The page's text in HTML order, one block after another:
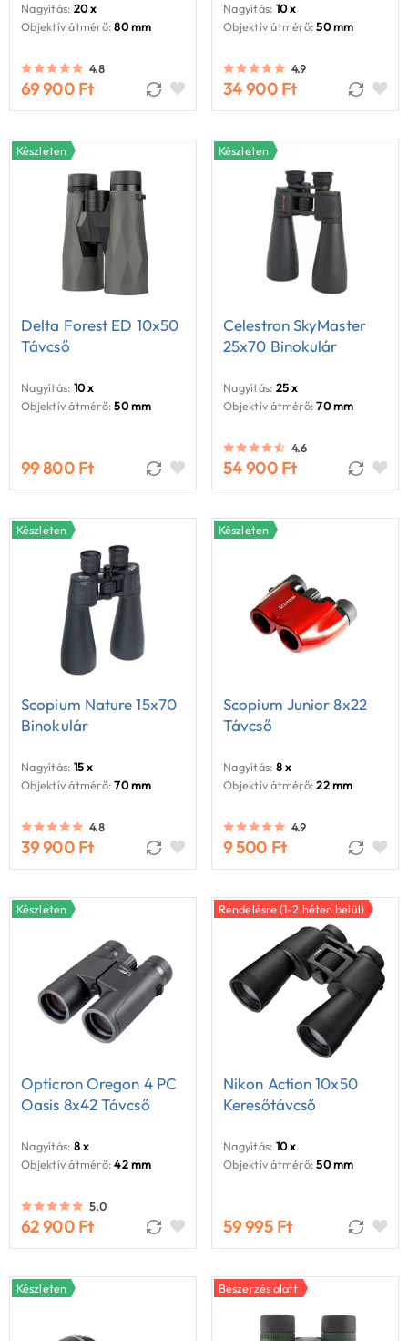
Nagyítás: 20 x
Objektív átmérő: 80 mm
4.8
69 900 Ft
Nagyítás: 10 x
Objektív átmérő: 50 mm
4.9
34 900 Ft
Készleten
Delta Forest ED 10x50
Távcső
Nagyítás: 10 x
Objektív átmérő: 50 mm
99 800 Ft
Készleten
Celestron SkyMaster
25x70 Binokulár
Nagyítás: 25 x
Objektív átmérő: 70 mm
4.6
54 900 Ft
Készleten
Scopium Nature 15x70
Binokulár
Nagyítás: 15 x
Objektív átmérő: 70 mm
4.8
39 900 Ft
Készleten
Scopium Junior 8x22
Távcső
Nagyítás: 8 x
Objektív átmérő: 22 mm
4.9
9 500 Ft
Készleten
Opticron Oregon 4 PC
Oasis 8x42 Távcső
Nagyítás: 8 x
Objektív átmérő: 42 mm
5.0
62 900 Ft
Rendelésre (1-2 héten belül)
Nikon Action 10x50
Keresőtávcső
Nagyítás: 10 x
Objektív átmérő: 50 mm
59 995 Ft
Készleten Beszerzés alatt